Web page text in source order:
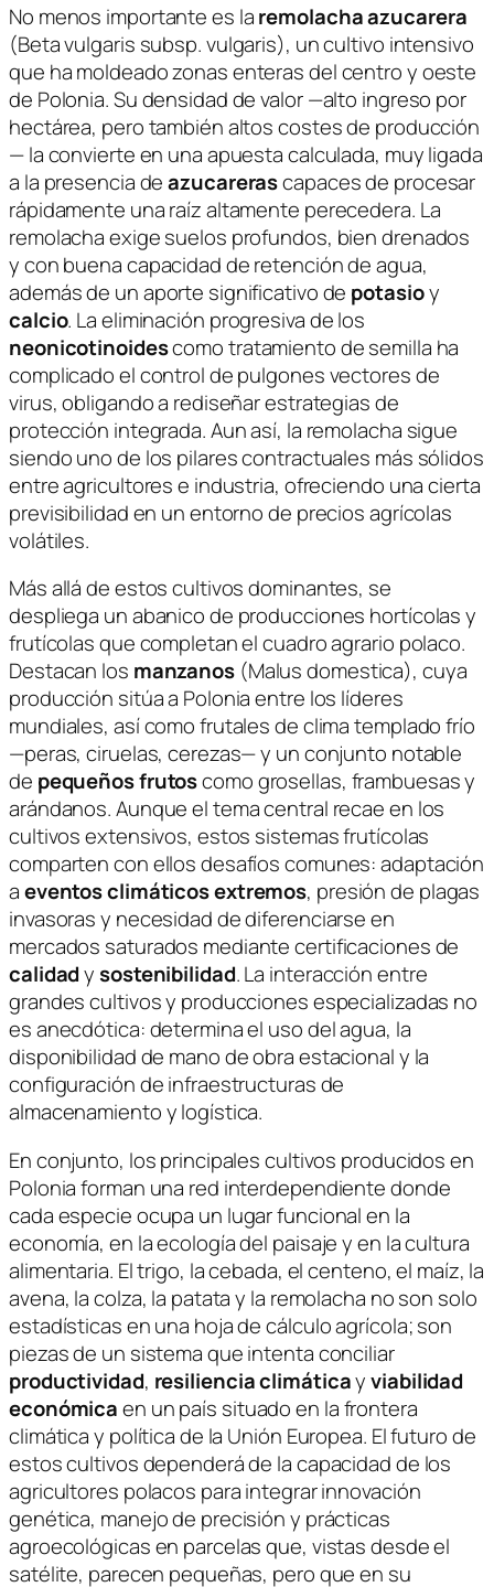
No menos importante es laremolacha azucarera
(Beta vulgaris subsp.vulgaris), un cultivo intensivo
que ha moldeado zonas enteras del centro y oeste
de Polonia. Su densidad de valor —alto ingreso por
hectárea, pero también altos costes de producción
— la convierte en una apuesta calculada, muy ligada
a la presencia deazucarerascapaces de procesar
rápidamente una raíz altamente perecedera. La
remolacha exige suelos profundos, bien drenados
y con buena capacidad de retención de agua,
además de un aporte significativo de potasioy
calcio. La eliminación progresiva de los
neonicotinoidescomo tratamiento de semilla ha
complicado el control de pulgones vectores de
virus, obligando a rediseñar estrategias de
protección integrada. Aun así, la remolacha sigue
siendo uno de los pilares contractuales más sólidos
entre agricultores e industria, ofreciendo una cierta
previsibilidad en un entorno de precios agrícolas
volátiles.
Más allá de estos cultivos dominantes, se
despliega un abanico de producciones hortícolas y
frutícolas que completan el cuadro agrario polaco.
Destacan los manzanos(Malus domestica), cuya
producción sitúa a Polonia entre los líderes
mundiales, así como frutales de clima templado frío
—peras, ciruelas, cerezas— y un conjunto notable
de pequeños frutoscomo grosellas, frambuesas y
arándanos. Aunque el tema central recae en los
cultivos extensivos, estos sistemas frutícolas
comparten con ellos desafíos comunes: adaptación
aeventos climáticos extremos, presión de plagas
invasoras y necesidad de diferenciarse en
mercados saturados mediante certificaciones de
calidadysostenibilidad. La interacción entre
grandes cultivos y producciones especializadas no
es anecdótica: determina el uso del agua, la
disponibilidad de mano de obra estacional y la
configuración de infraestructuras de
almacenamiento y logística.
En conjunto, los principales cultivos producidos en
Polonia forman una red interdependiente donde
cada especie ocupa un lugar funcional en la
economía, en la ecología del paisaje y en la cultura
alimentaria. El trigo, la cebada, el centeno, el maíz, la
avena, la colza, la patata y la remolacha no son solo
estadísticas en una hoja de cálculo agrícola; son
piezas de un sistema que intenta conciliar
productividad, resiliencia climáticayviabilidad
económicaen un país situado en la frontera
climática y política de la Unión Europea. El futuro de
estos cultivos dependerá de la capacidad de los
agricultores polacos para integrar innovación
genética, manejo de precisión y prácticas
agroecológicas en parcelas que, vistas desde el
satélite, parecen pequeñas, pero que en su